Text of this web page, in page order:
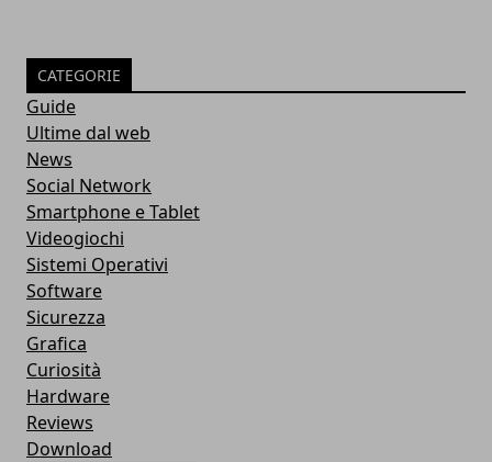
CATEGORIE
Guide
Ultime dal web
News
Social Network
Smartphone e Tablet
Videogiochi
Sistemi Operativi
Software
Sicurezza
Grafica
Curiosità
Hardware
Reviews
Download